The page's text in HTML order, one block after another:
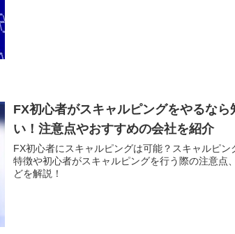
FX初心者がスキャルピングをやるなら
い！注意点やおすすめの会社を紹介
FX初心者にスキャルピングは可能？スキャルピン
特徴や初心者がスキャルピングを行う際の注意点
どを解説！